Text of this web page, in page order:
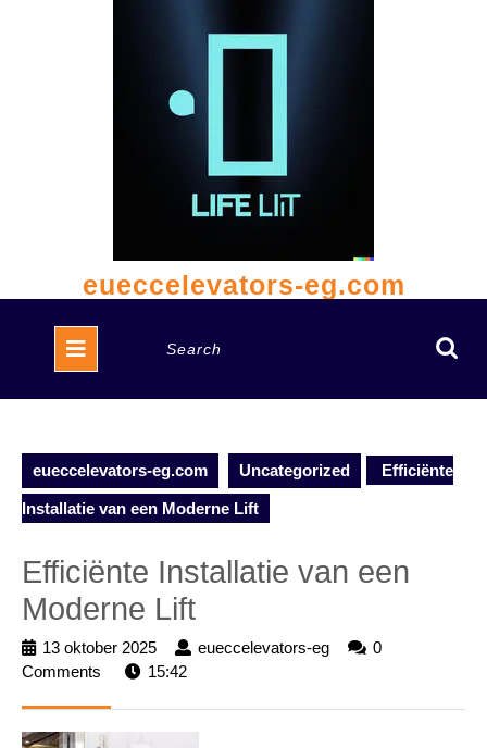
eueccelevators-eg.com
Open
Button
eueccelevators-eg.com Uncategorized Efficiënte
Installatie van een Moderne Lift
Efficiënte Installatie van een
Moderne Lift
13 oktober 2025
13
oktober
eueccelevators-eg
eueccelevators-
0
Comments
15:42